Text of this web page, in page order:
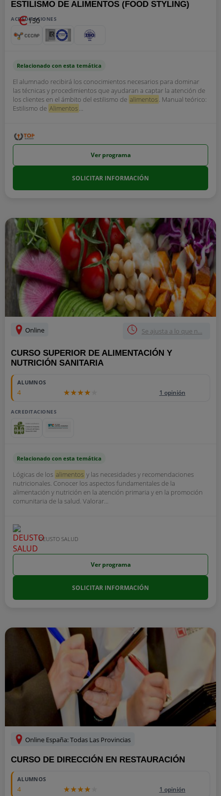
ESTILISMO DE ALIMENTOS (FOOD STYLING)
150
ACREDITACIONES
Relacionado con esta temática
El alumnado recibirá los conocimientos necesarios para dominar
las técnicas y procedimientos que ayudaran a captar la atención de
los clientes en el ámbito del estilismo de alimentos. Manual teórico:
Estilismo de Alimentos...
Ver programa
SOLICITAR INFORMACIÓN
Online Se ajusta a lo que n...
CURSO SUPERIOR DE ALIMENTACIÓN Y
NUTRICIÓN SANITARIA
ALUMNOS
4 1 opinión
ACREDITACIONES
Relacionado con esta temática
Lógicas de los alimentos y las necesidades y recomendaciones
nutricionales. Conocer los aspectos fundamentales de la
alimentación y nutrición en la atención primaria y en la promoción
comunitaria de la salud. Valorar...
DEUSTO SALUD
Ver programa
SOLICITAR INFORMACIÓN
Online España: Todas Las Provincias
CURSO DE DIRECCIÓN EN RESTAURACIÓN
ALUMNOS
4 1 opinión